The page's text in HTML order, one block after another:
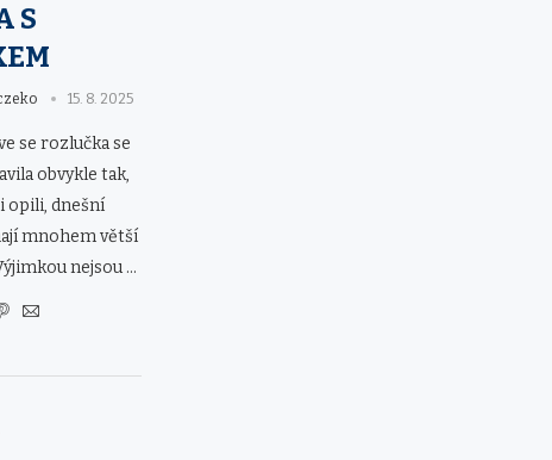
S
15. 8. 2025
se rozlučka se
obvykle tak,
opili, dnešní
mnohem větší
nejsou …